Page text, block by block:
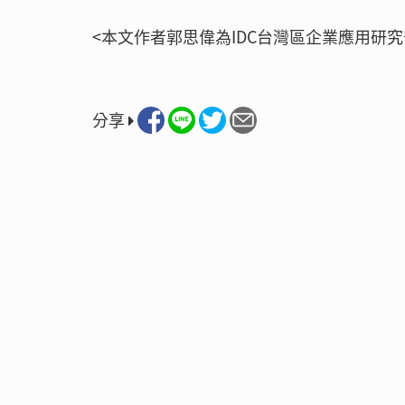
<本文作者郭思偉為IDC台灣區企業應用研
分享